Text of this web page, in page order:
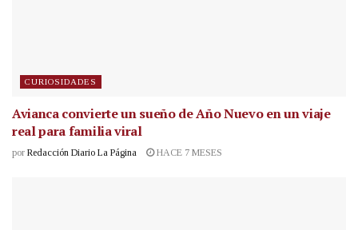
CURIOSIDADES
Avianca convierte un sueño de Año Nuevo en un viaje
real para familia viral
por Redacción Diario La Página HACE 7 MESES